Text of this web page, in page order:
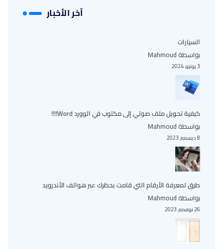
آخر الأخبار
السيارات
بواسطة Mahmoud
3 يونيو، 2024
كيفية تحويل ملف صوتي إلى مكتوب في الوورد Word!!!!
بواسطة Mahmoud
8 ديسمبر، 2023
طرق لمعرفة الأرقام التي قامت بحظرك عبر هواتف الأندرويد
بواسطة Mahmoud
26 نوفمبر، 2023